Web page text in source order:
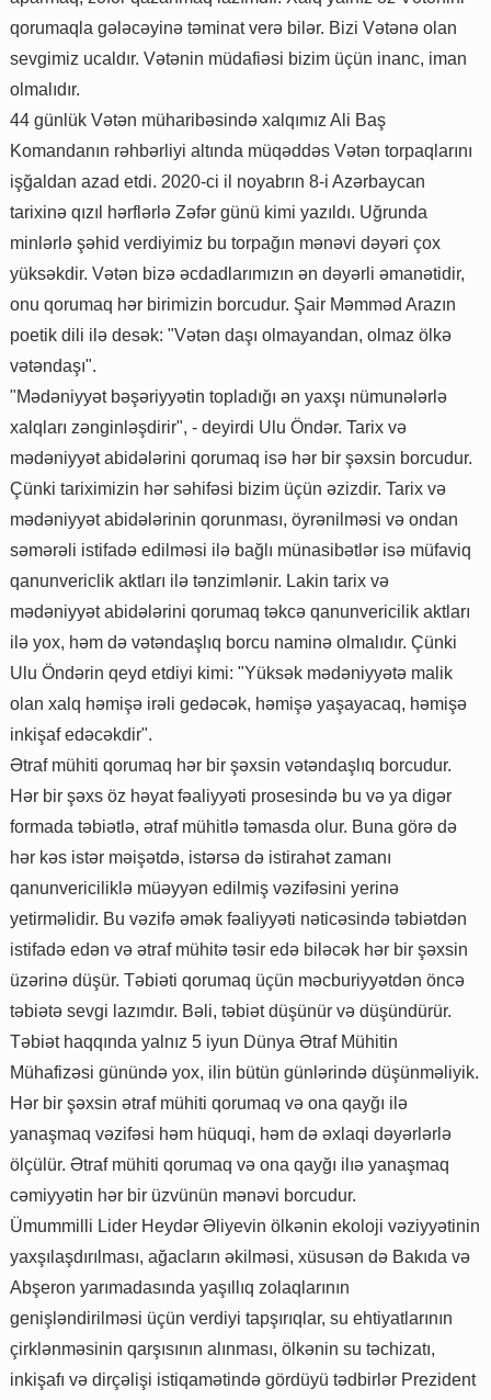
qorumaqla gələcəyinə təminat verə bilər. Bizi Vətənə olan
sevgimiz ucaldır. Vətənin müdafiəsi bizim üçün inanc, iman
olmalıdır.
44 günlük Vətən müharibəsində xalqımız Ali Baş
Komandanın rəhbərliyi altında müqəddəs Vətən torpaqlarını
işğaldan azad etdi. 2020-ci il noyabrın 8-i Azərbaycan
tarixinə qızıl hərflərlə Zəfər günü kimi yazıldı. Uğrunda
minlərlə şəhid verdiyimiz bu torpağın mənəvi dəyəri çox
yüksəkdir. Vətən bizə əcdadlarımızın ən dəyərli əmanətidir,
onu qorumaq hər birimizin borcudur. Şair Məmməd Arazın
poetik dili ilə desək: "Vətən daşı olmayandan, olmaz ölkə
vətəndaşı".
"Mədəniyyət bəşəriyyətin topladığı ən yaxşı nümunələrlə
xalqları zənginləşdirir", - deyirdi Ulu Öndər. Tarix və
mədəniyyət abidələrini qorumaq isə hər bir şəxsin borcudur.
Çünki tariximizin hər səhifəsi bizim üçün əzizdir. Tarix və
mədəniyyət abidələrinin qorunması, öyrənilməsi və ondan
səmərəli istifadə edilməsi ilə bağlı münasibətlər isə müfaviq
qanunvericlik aktları ilə tənzimlənir. Lakin tarix və
mədəniyyət abidələrini qorumaq təkcə qanunvericilik aktları
ilə yox, həm də vətəndaşlıq borcu naminə olmalıdır. Çünki
Ulu Öndərin qeyd etdiyi kimi: "Yüksək mədəniyyətə malik
olan xalq həmişə irəli gedəcək, həmişə yaşayacaq, həmişə
inkişaf edəcəkdir".
Ətraf mühiti qorumaq hər bir şəxsin vətəndaşlıq borcudur.
Hər bir şəxs öz həyat fəaliyyəti prosesində bu və ya digər
formada təbiətlə, ətraf mühitlə təmasda olur. Buna görə də
hər kəs istər məişətdə, istərsə də istirahət zamanı
qanunvericiliklə müəyyən edilmiş vəzifəsini yerinə
yetirməlidir. Bu vəzifə əmək fəaliyyəti nəticəsində təbiətdən
istifadə edən və ətraf mühitə təsir edə biləcək hər bir şəxsin
üzərinə düşür. Təbiəti qorumaq üçün məcburiyyətdən öncə
təbiətə sevgi lazımdır. Bəli, təbiət düşünür və düşündürür.
Təbiət haqqında yalnız 5 iyun Dünya Ətraf Mühitin
Mühafizəsi günündə yox, ilin bütün günlərində düşünməliyik.
Hər bir şəxsin ətraf mühiti qorumaq və ona qayğı ilə
yanaşmaq vəzifəsi həm hüquqi, həm də əxlaqi dəyərlərlə
ölçülür. Ətraf mühiti qorumaq və ona qayğı ilıə yanaşmaq
cəmiyyətin hər bir üzvünün mənəvi borcudur.
Ümummilli Lider Heydər Əliyevin ölkənin ekoloji vəziyyətinin
yaxşılaşdırılması, ağacların əkilməsi, xüsusən də Bakıda və
Abşeron yarımadasında yaşıllıq zolaqlarının
genişləndirilməsi üçün verdiyi tapşırıqlar, su ehtiyatlarının
çirklənməsinin qarşısının alınması, ölkənin su təchizatı,
inkişafı və dirçəlişi istiqamətində gördüyü tədbirlər Prezident